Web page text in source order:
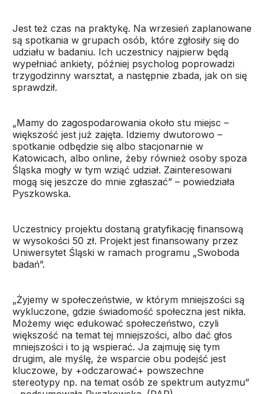
Jest też czas na praktykę. Na wrzesień zaplanowane
są spotkania w grupach osób, które zgłosiły się do
udziału w badaniu. Ich uczestnicy najpierw będą
wypełniać ankiety, później psycholog poprowadzi
trzygodzinny warsztat, a następnie zbada, jak on się
sprawdził.
„Mamy do zagospodarowania około stu miejsc –
większość jest już zajęta. Idziemy dwutorowo –
spotkanie odbędzie się albo stacjonarnie w
Katowicach, albo online, żeby również osoby spoza
Śląska mogły w tym wziąć udział. Zainteresowani
mogą się jeszcze do mnie zgłaszać” – powiedziała
Pyszkowska.
Uczestnicy projektu dostaną gratyfikację finansową
w wysokości 50 zł. Projekt jest finansowany przez
Uniwersytet Śląski w ramach programu „Swoboda
badań”.
„Żyjemy w społeczeństwie, w którym mniejszości są
wykluczone, gdzie świadomość społeczna jest nikła.
Możemy więc edukować społeczeństwo, czyli
większość na temat tej mniejszości, albo dać głos
mniejszości i to ją wspierać. Ja zajmuję się tym
drugim, ale myślę, że wsparcie obu podejść jest
kluczowe, by +odczarować+ powszechne
stereotypy np. na temat osób ze spektrum autyzmu”